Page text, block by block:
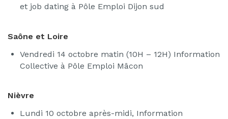
et job dating à Pôle Emploi Dijon sud
Saône et Loire
Vendredi 14 octobre matin (10H – 12H) Information
Collective à Pôle Emploi Mâcon
Nièvre
Lundi 10 octobre après-midi, Information